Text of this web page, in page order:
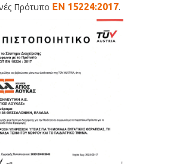
Πρότυπο ΕΝ 15224:2017.